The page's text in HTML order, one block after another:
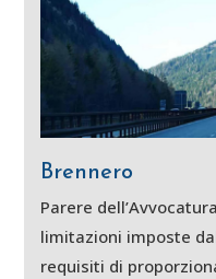
Brennero
Parere
limitazioni imposte
requisiti di